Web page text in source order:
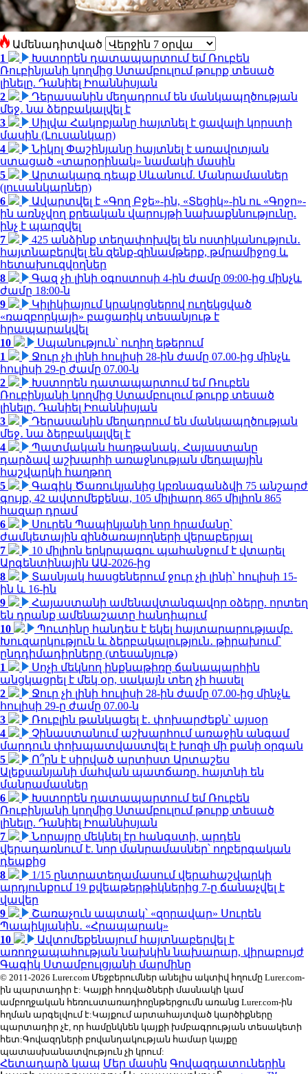
Ամենադիտված
1
Խստորեն դատապարտում եմ Ռուբեն
Ռուբինյանի կողմից Ստամբուլում թուրք տեսած
լինելը. Դանիել Իոաննիսյան
2
Դերասանին մեղադրում են մանկապղծության
մեջ․ նա ձերբակալվել է
3
Սիլվա Հակոբյանը հայտնել է ցավալի կորստի
մասին (Լուսանկար)
4
Նիկոլ Փաշինյանը հայտնել է առավոտյան
ստացած «տարօրինակ» նամակի մասին
5
Արտակարգ դեպք Սևանում. Մանրամասներ
(լուսանկարներ)
6
Ավարտվել է «Գող Բջե»-ին, «Տեցիկ»-ին ու «Գոջո»-
ին առնչվող քրեական վարույթի նախաքննությունը.
ինչ է պարզվել
7
425 անձինք տեղափոխվել են ոստիկանություն․
հայտնաբերվել են զենք-զինամթերք, թմրամիջոց և
հետախուզվողներ
8
Գազ չի լինի օգոստոսի 4-ին ժամը 09:00-ից մինչև
ժամը 18:00-ն
9
Կիլիկիայում կրակոցներով ուղեկցված
«ռազբորկայի» բացառիկ տեսանյութ է
հրապարակվել
10
Սպանություն՝ ուղիղ եթերում
1
Ջուր չի լինի հուլիսի 28-ին ժամը 07.00-ից մինչև
հուլիսի 29-ը ժամը 07.00-ն
2
Խստորեն դատապարտում եմ Ռուբեն
Ռուբինյանի կողմից Ստամբուլում թուրք տեսած
լինելը. Դանիել Իոաննիսյան
3
Դերասանին մեղադրում են մանկապղծության
մեջ․ նա ձերբակալվել է
4
Պատմական հաղթանակ․ Հայաստանը
դարձավ աշխարհի առաջնության մեդալային
հաշվարկի հաղթող
5
Գագիկ Ծառուկյանից կբռնագանձվի 75 անշարժ
գույք, 42 ավտոմեքենա, 105 միլիարդ 865 միլիոն 865
հազար դրամ
6
Սուրեն Պապիկյանի նոր հրամանը՝
ժամկետային զինծառայողների վերաբերյալ
7
10 միլիոն երկրպագու պահանջում է վտարել
Արգենտինային ԱԱ-2026-ից
8
Տասնյակ հասցեներում ջուր չի լինի՝ հուլիսի 15-
ին և 16-ին
9
Հայաստանի ամենավտանգավոր օձերը. որտեղ
են դրանք ամենաշատը հանդիպում
10
Պուտինը հանդես է եկել հայտարարությամբ.
Խուզարկություն և ձերբակալություն․ թիրախում՝
ընդդիմադիրները (տեսանյութ)
1
Սոչի մեկնող ինքնաթիռը ճանապարհին
անցկացրել է մեկ օր, սակայն տեղ չի հասել
2
Ջուր չի լինի հուլիսի 28-ին ժամը 07.00-ից մինչև
հուլիսի 29-ը ժամը 07.00-ն
3
Ռուբլին թանկացել է․ փոխարժեքն՝ այսօր
4
Չինաստանում աշխարհում առաջին անգամ
մարդուն փոխպատվաստվել է խոզի մի քանի օրգան
5
Ո՞րն է սիրված արտիստ Արտաշես
Ալեքսանյանի մահվան պատճառը. հայտնի են
մանրամասներ
6
Խստորեն դատապարտում եմ Ռուբեն
Ռուբինյանի կողմից Ստամբուլում թուրք տեսած
լինելը. Դանիել Իոաննիսյան
7
Նորայրը մեկնել էր հանգստի, արդեն
վերադառնում է. նոր մանրամասներ՝ ողբերգական
դեպքից
8
1/15 ընտրատեղամասում վերահաշվարկի
արդյունքում 19 քվեաթերթիկներից 7-ը ճանաչվել է
վավեր
9
Շառաչուն ապտակ՝ «զորավար» Սուրեն
Պապիկյանին․ «Հրապարակ»
10
Ավտոմեքենայում հայտնաբերվել է
առողջապահության նախկին նախարար, վիրաբույժ
Գագիկ Ստամբուլցյանի մարմինը
© 2011-2026 Lurer.com Մեջբերումներ անելիս ակտիվ հղումը Lurer.com-
ին պարտադիր է: Կայքի հոդվածների մասնակի կամ
ամբողջական հեռուստառադիոընթերցումն առանց Lurer.com-ին
հղման արգելվում է:Կայքում արտահայտված կարծիքները
պարտադիր չէ, որ համընկնեն կայքի խմբագրության տեսակետի
հետ:Գովազդների բովանդակության համար կայքը
պատասխանատվություն չի կրում:
Հետադարձ կապ Մեր մասին Գովազդատուներին